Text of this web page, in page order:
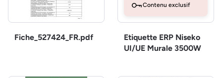
Fiche_527424_FR.pdf
Contenu exclusif
Etiquette ERP Niseko
UI/UE Murale 3500W